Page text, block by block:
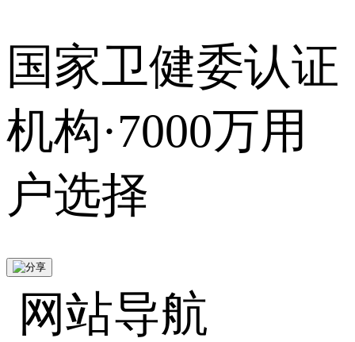
国家卫健委认证
机构·7000万用
户选择
网站导航